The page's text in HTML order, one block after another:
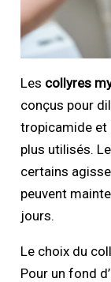
Les collyres
conçus pour
tropicamide et
plus utilisés.
certains
peuvent
jours.
Le choix du
Pour un fond